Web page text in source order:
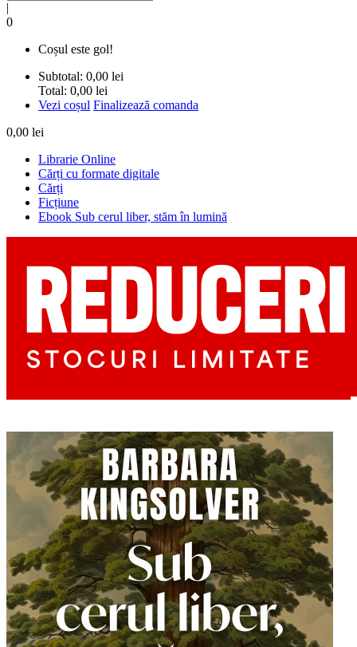
|
0
Coșul este gol!
Subtotal: 0,00 lei
Total: 0,00 lei
Vezi coșul Finalizează comanda
0,00 lei
Librarie Online
Cărți cu formate digitale
Cărți
Ficțiune
Ebook Sub cerul liber, stăm în lumină